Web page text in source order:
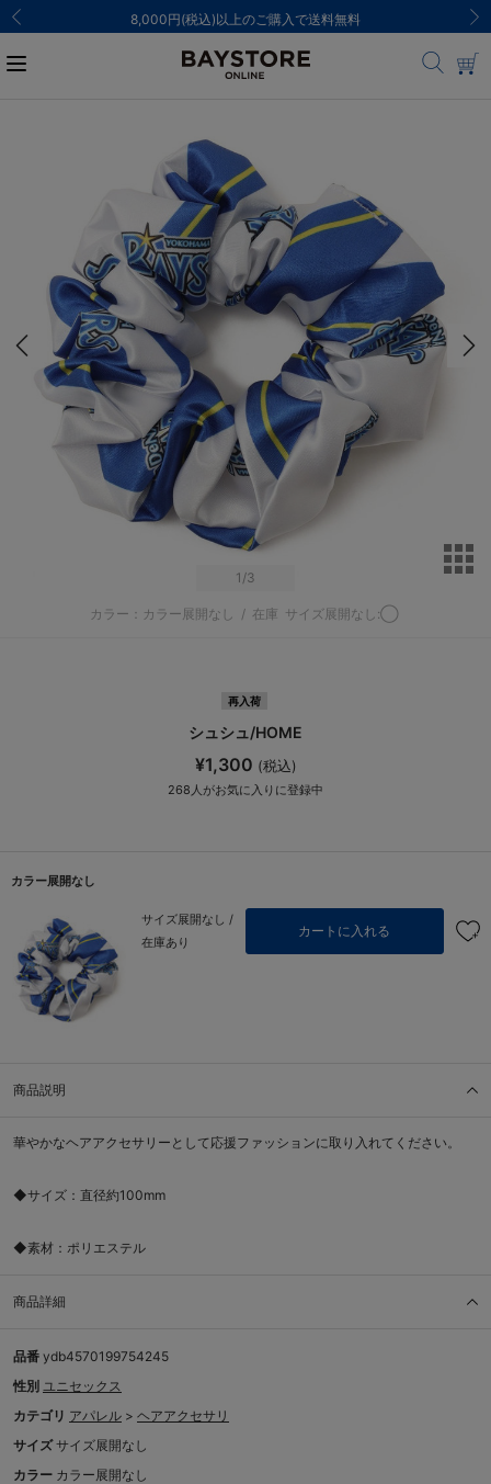
8,000円(税込)以上のご購入で送料無料
1 /3
カラー：カラー展開なし / 在庫 サイズ展開なし:◯
再入荷
シュシュ/HOME
¥1,300 (税込)
268 人がお気に入りに登録中
カラー展開なし
サイズ展開なし /
在庫あり
カートに入れる
商品説明
華やかなヘアアクセサリーとして応援ファッションに取り入れてください。
◆サイズ：直径約100mm
◆素材：ポリエステル
商品詳細
品番 ydb4570199754245
性別 ユニセックス
カテゴリ アパレル > ヘアアクセサリ
サイズ サイズ展開なし
カラー カラー展開なし